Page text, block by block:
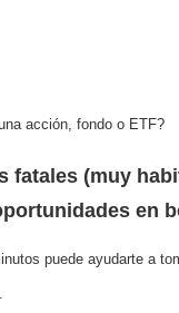
acción, fondo o ETF?
fatales (muy
en
puede ayudarte a